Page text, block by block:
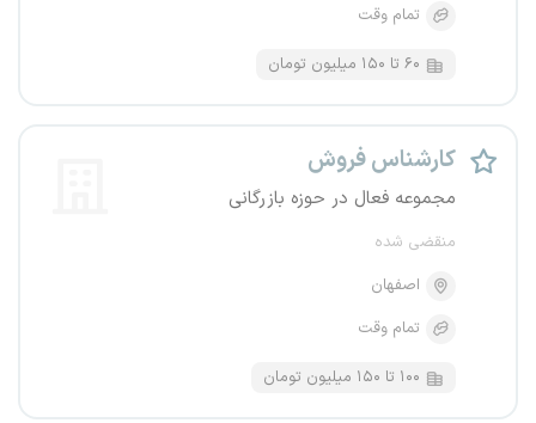
تمام وقت
۶۰ تا ۱۵۰ میلیون تومان
کارشناس فروش
مجموعه فعال در حوزه بازرگانی
منقضی شده
اصفهان
تمام وقت
۱۰۰ تا ۱۵۰ میلیون تومان